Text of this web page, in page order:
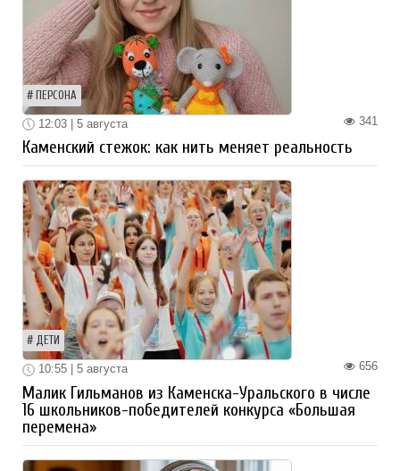
ПЕРСОНА
341
12:03 | 5 августа
Каменский стежок: как нить меняет реальность
ДЕТИ
656
10:55 | 5 августа
Малик Гильманов из Каменска-Уральского в числе
16 школьников-победителей конкурса «Большая
перемена»